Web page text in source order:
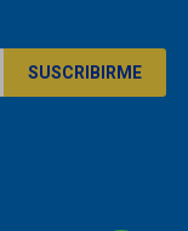
SUSCRIBIRME